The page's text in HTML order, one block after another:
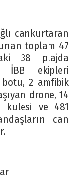
cankurtaran
toplam 47
38 plajda
İBB ekipleri
2 amfibik
drone, 14
kulesi ve 481
can